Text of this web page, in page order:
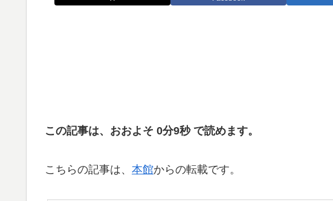
この記事は、おおよそ 0分9秒 で読めます。
こちらの記事は、 本館からの転載です。